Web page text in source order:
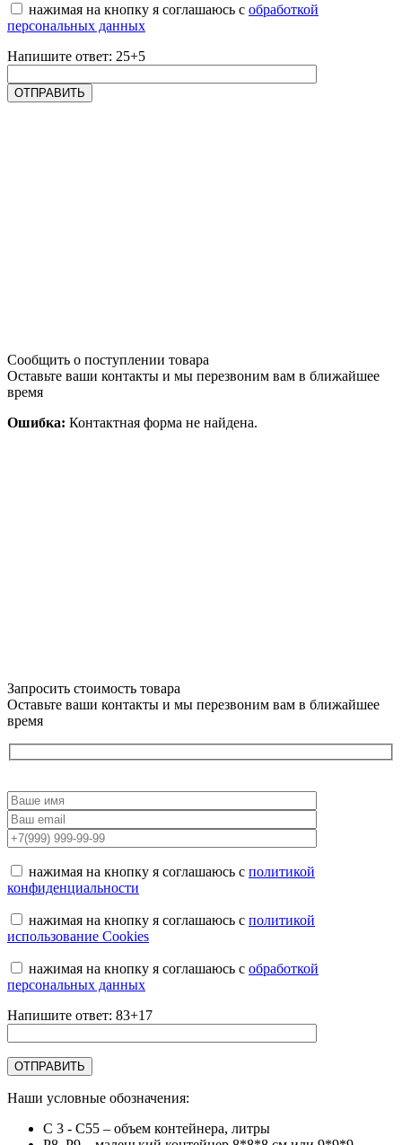
нажимая на кнопку я соглашаюсь с обработкой
персональных данных
Напишите ответ: 25+5
Сообщить о поступлении товара
Оставьте ваши контакты и мы перезвоним вам в ближайшее
время
Ошибка: Контактная форма не найдена.
Запросить стоимость товара
Оставьте ваши контакты и мы перезвоним вам в ближайшее
время
нажимая на кнопку я соглашаюсь с политикой
конфиденциальности
нажимая на кнопку я соглашаюсь с политикой
использование Cookies
нажимая на кнопку я соглашаюсь с обработкой
персональных данных
Напишите ответ: 83+17
Наши условные обозначения:
C 3 - C55 – объем контейнера, литры